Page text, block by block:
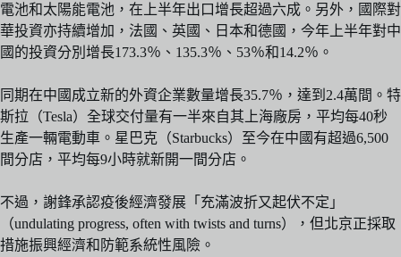
電池和太陽能電池，在上半年出口增長超過六成。另外，國際對
華投資亦持續增加，法國、英國、日本和德國，今年上半年對中
國的投資分別增長173.3％、135.3％、53％和14.2％。
同期在中國成立新的外資企業數量增長35.7％，達到2.4萬間。特
斯拉（Tesla）全球交付量有一半來自其上海廠房，平均每40秒
生產一輛電動車。星巴克（Starbucks）至今在中國有超過6,500
間分店，平均每9小時就新開一間分店。
不過，謝鋒承認疫後經濟發展「充滿波折又起伏不定」
（undulating progress, often with twists and turns），但北京正採取
措施振興經濟和防範系統性風險。